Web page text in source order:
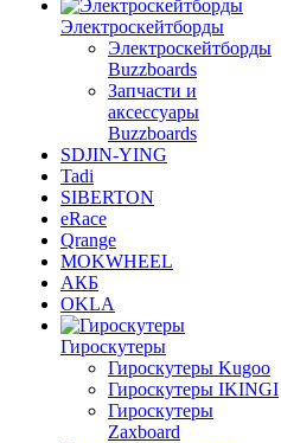
Электроскейтборды
Электроскейтборды
Buzzboards
Запчасти и
аксессуары
Buzzboards
SDJIN-YING
Tadi
SIBERTON
eRace
Qrange
MOKWHEEL
АКБ
OKLA
Гироскутеры
Гироскутеры Kugoo
Гироскутеры IKINGI
Гироскутеры
Zaxboard